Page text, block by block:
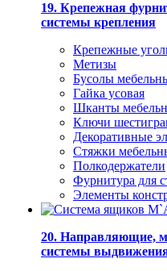
19. Крепежная
системы крепления
Крепежные
Метизы
Бусолы
Гайка усовая
Шканты
Ключи
Декоративные
Стяжки
Полкодержатели
Фурнитура для
Элементы
20. Направляющие,
системы